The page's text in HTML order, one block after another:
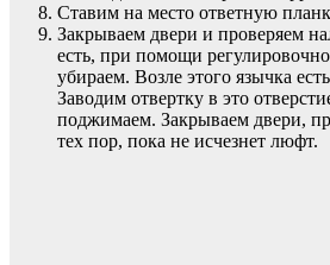
Ставим на место ответную
Закрываем двери и проверяем
есть, при помощи
убираем. Возле этого язычка
Заводим отвертку в это
поджимаем. Закрываем двери,
тех пор, пока не исчезнет люфт.